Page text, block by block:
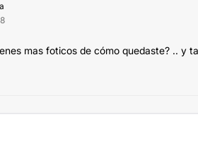
mas foticos de cómo quedaste? .. y